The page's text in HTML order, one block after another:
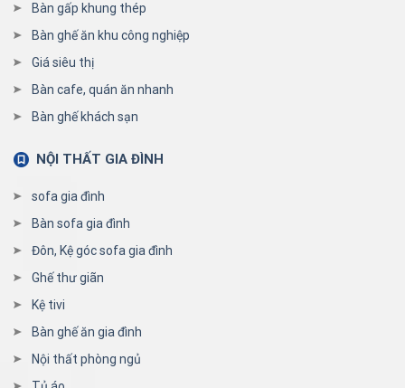
Bàn gấp khung thép
Bàn ghế ăn khu công nghiệp
Giá siêu thị
Bàn cafe, quán ăn nhanh
Bàn ghế khách sạn
NỘI THẤT GIA ĐÌNH
sofa gia đình
Bàn sofa gia đình
Đôn, Kệ góc sofa gia đình
Ghế thư giãn
Kệ tivi
Bàn ghế ăn gia đình
Nội thất phòng ngủ